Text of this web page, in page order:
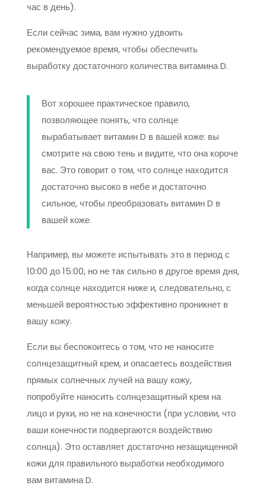
час в день).
Если сейчас зима, вам нужно удвоить
рекомендуемое время, чтобы обеспечить
выработку достаточного количества витамина D.
Вот хорошее практическое правило,
позволяющее понять, что солнце
вырабатывает витамин D в вашей коже: вы
смотрите на свою тень и видите, что она короче
вас. Это говорит о том, что солнце находится
достаточно высоко в небе и достаточно
сильное, чтобы преобразовать витамин D в
вашей коже.
Например, вы можете испытывать это в период с
10:00 до 15:00, но не так сильно в другое время дня,
когда солнце находится ниже и, следовательно, с
меньшей вероятностью эффективно проникнет в
вашу кожу.
Если вы беспокоитесь о том, что не наносите
солнцезащитный крем, и опасаетесь воздействия
прямых солнечных лучей на вашу кожу,
попробуйте наносить солнцезащитный крем на
лицо и руки, но не на конечности (при условии, что
ваши конечности подвергаются воздействию
солнца). Это оставляет достаточно незащищенной
кожи для правильного выработки необходимого
вам витамина D.